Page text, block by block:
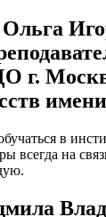
г.
в
всегда на